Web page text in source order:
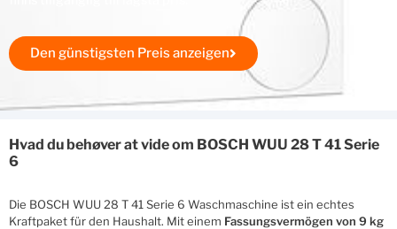
Den günstigsten Preis anzeigen
Hvad du behøver at vide om BOSCH WUU 28 T 41 Serie
6
Die BOSCH WUU 28 T 41 Serie 6 Waschmaschine ist ein echtes
Kraftpaket für den Haushalt. Mit einem Fassungsvermögen von 9 kg